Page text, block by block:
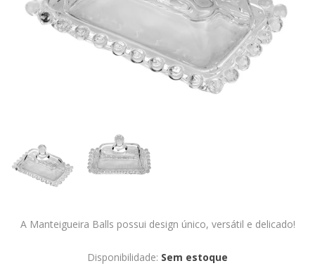
A Manteigueira Balls possui design único, versátil e delicado!
Disponibilidade: Sem estoque